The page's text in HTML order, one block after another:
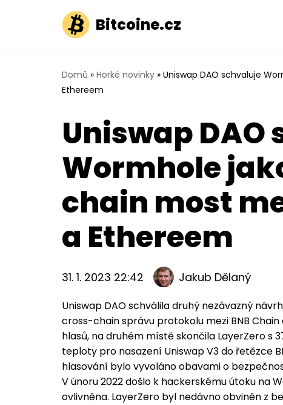
Bitcoine.cz
Domů » Horké novinky » Uniswap DAO schvaluje
Ethereem
Uniswap DAO
Wormhole
chain most
a Ethereem
31. 1. 2023 22:42 Jakub Dělaný
Uniswap DAO schválila druhý nezávazný
cross-chain správu protokolu mezi BNB Chain
hlasů, na druhém místě skončila LayerZero s
teploty pro nasazení Uniswap V3 do řetězce
hlasování bylo vyvoláno obavami o
V únoru 2022 došlo k hackerskému útoku na
ovlivněna. LayerZero byl nedávno obviněn z